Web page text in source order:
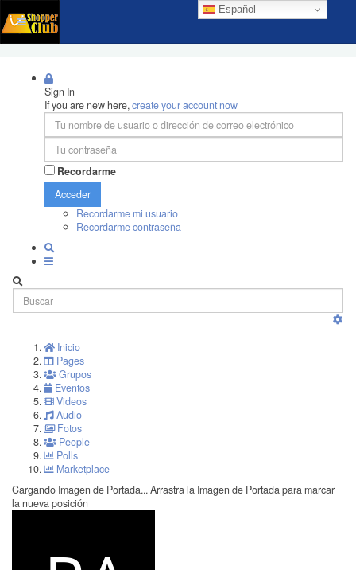
Español
Sign In
If you are new here,create your account now
Recordarme
Acceder
Recordarme mi usuario
Recordarme contraseña
Inicio
Pages
Grupos
Eventos
Videos
Audio
Fotos
People
Polls
Marketplace
Cargando Imagen de Portada... Arrastra la Imagen de Portada para marcar
la nueva posición